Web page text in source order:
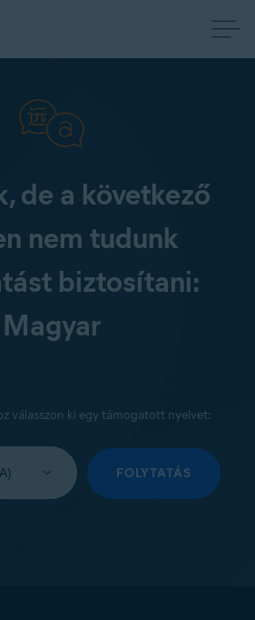
de a következő
nem tudunk
biztosítani:
Magyar
válasszon ki egy támogatott nyelvet:
FOLYTATÁS